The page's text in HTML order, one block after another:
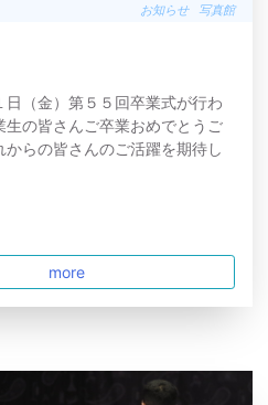
お知らせ 写真館
日（金）第５５回卒業式が行わ
生の皆さんご卒業おめでとうご
からの皆さんのご活躍を期待し
more